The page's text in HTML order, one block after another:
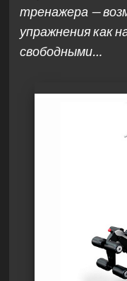
тренажера —
упражнения как
свободными…